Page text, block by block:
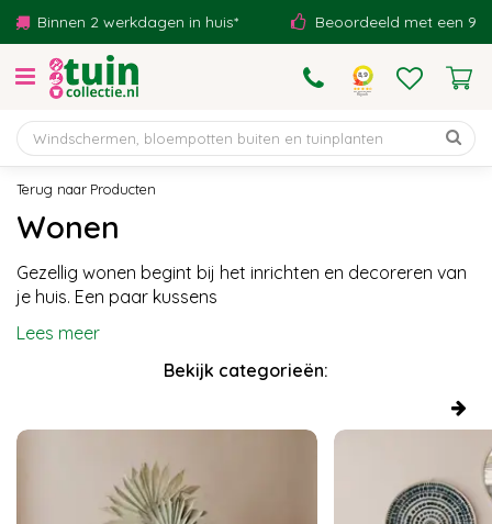
Producten
werkdagen in huis* Beoordeeld met een 9,1!
Wonen
Gezellig wonen begint bij het inrichten en decoreren van
je huis. Een paar kussens
Lees meer
Bekijk categorieën: